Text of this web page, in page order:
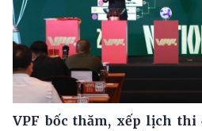
VPF bốc thăm, xếp lịch thi